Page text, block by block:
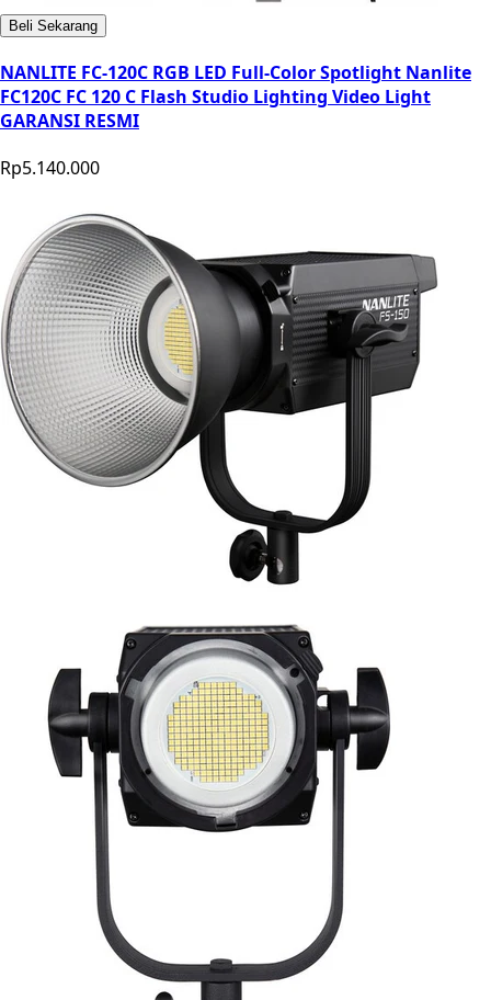
Beli Sekarang
NANLITE FC-120C RGB LED Full-Color Spotlight Nanlite
FC120C FC 120 C Flash Studio Lighting Video Light
GARANSI RESMI
Rp5.140.000